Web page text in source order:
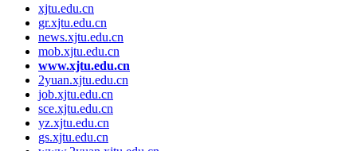
xjtu.edu.cn
gr.xjtu.edu.cn
news.xjtu.edu.cn
mob.xjtu.edu.cn
www.xjtu.edu.cn
2yuan.xjtu.edu.cn
job.xjtu.edu.cn
sce.xjtu.edu.cn
yz.xjtu.edu.cn
gs.xjtu.edu.cn